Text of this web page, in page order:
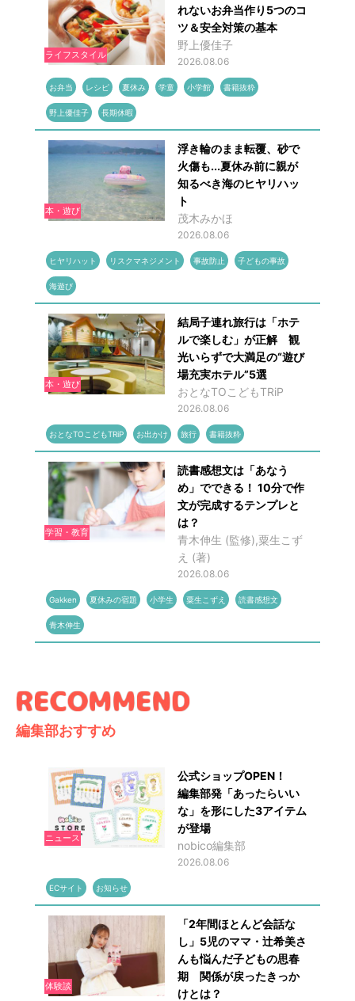
ライフスタイル
れないお弁当作り5つのコ
ツ＆安全対策の基本
野上優佳子
2026.08.06
お弁当 レシピ 夏休み 学童 小学館 書籍抜粋
野上優佳子 長期休暇
本・遊び
浮き輪のまま転覆、砂で
火傷も...夏休み前に親が
知るべき海のヒヤリハッ
ト
茂木みかほ
2026.08.06
ヒヤリハット リスクマネジメント 事故防止 子どもの事故
海遊び
本・遊び
結局子連れ旅行は「ホテ
ルで楽しむ」が正解 観
光いらずで大満足の“遊び
場充実ホテル”5選
おとなTOこどもTRiP
2026.08.06
おとなTOこどもTRiP お出かけ 旅行 書籍抜粋
学習・教育
読書感想文は「あなう
め」でできる！ 10分で作
文が完成するテンプレと
は？
青木伸生 (監修),粟生こず
え (著)
2026.08.06
Gakken 夏休みの宿題 小学生 粟生こずえ 読書感想文
青木伸生
編集部おすすめ
ニュース
公式ショップOPEN！
編集部発「あったらいい
な」を形にした3アイテム
が登場
nobico編集部
2026.08.06
ECサイト お知らせ
体験談
「2年間ほとんど会話な
し」5児のママ・辻希美さ
んも悩んだ子どもの思春
期 関係が戻ったきっか
けとは？